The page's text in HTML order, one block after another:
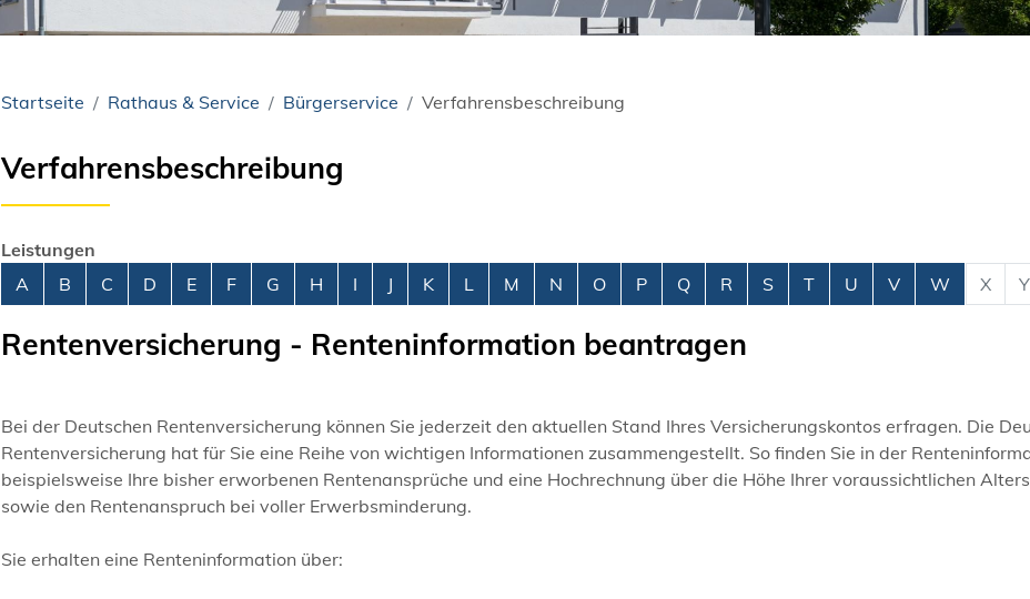
Startseite Rathaus & Service Bürgerservice Verfahrensbeschreibung
Verfahrensbeschreibung
Leistungen
Alphabetisches Register überspringen
A B C D E F G H I J K L M N O P Q R S T U V W X Y
Rentenversicherung - Renteninformation beantragen
Bei der Deutschen Rentenversicherung können Sie jederzeit den aktuellen Stand Ihres Versicherungskontos erfragen. Die
Rentenversicherung hat für Sie eine Reihe von wichtigen Informationen zusammengestellt. So finden Sie in der
beispielsweise Ihre bisher erworbenen Rentenansprüche und eine Hochrechnung über die Höhe Ihrer voraussichtlichen
sowie den Rentenanspruch bei voller Erwerbsminderung.
Sie erhalten eine Renteninformation über: